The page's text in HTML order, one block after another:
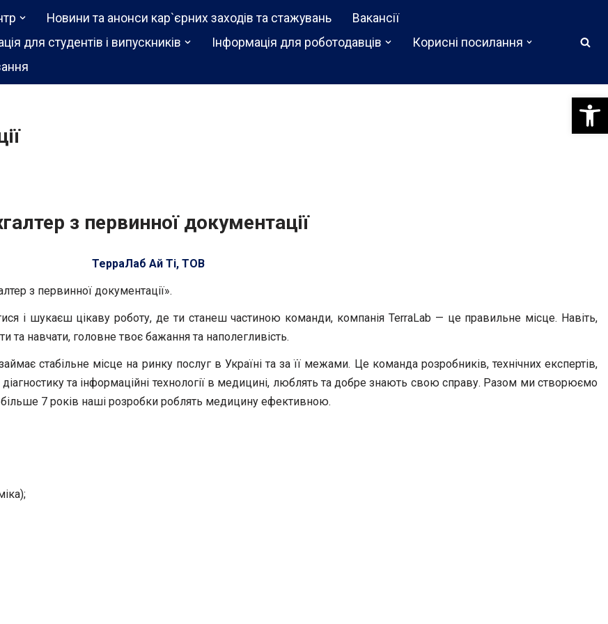
Новини та анонси кар`єрних заходів та стажувань
Вакансії
для студентів і випускників
Інформація для роботодавців
Корисні посилання
з первинної документації
ТерраЛаб Ай Ті, ТОВ
з первинної документації».
і шукаєш цікаву роботу, де ти станеш частиною команди, компанія TerraLab — це правильне місце. Навіть,
навчати, головне твоє бажання та наполегливість.
стабільне місце на ринку послуг в Україні та за її межами. Це команда розробників, технічних експертів,
діагностику та інформаційні технології в медицині, люблять та добре знають свою справу. Разом ми створюємо
7 років наші розробки роблять медицину ефективною.